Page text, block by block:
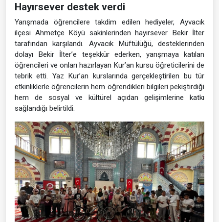
Hayırsever destek verdi
Yarışmada öğrencilere takdim edilen hediyeler, Ayvacık
ilçesi Ahmetçe Köyü sakinlerinden hayırsever Bekir İlter
tarafından karşılandı. Ayvacık Müftülüğü, desteklerinden
dolayı Bekir İlter’e teşekkür ederken, yarışmaya katılan
öğrencileri ve onları hazırlayan Kur’an kursu öğreticilerini de
tebrik etti. Yaz Kur’an kurslarında gerçekleştirilen bu tür
etkinliklerle öğrencilerin hem öğrendikleri bilgileri pekiştirdiği
hem de sosyal ve kültürel açıdan gelişimlerine katkı
sağlandığı belirtildi.